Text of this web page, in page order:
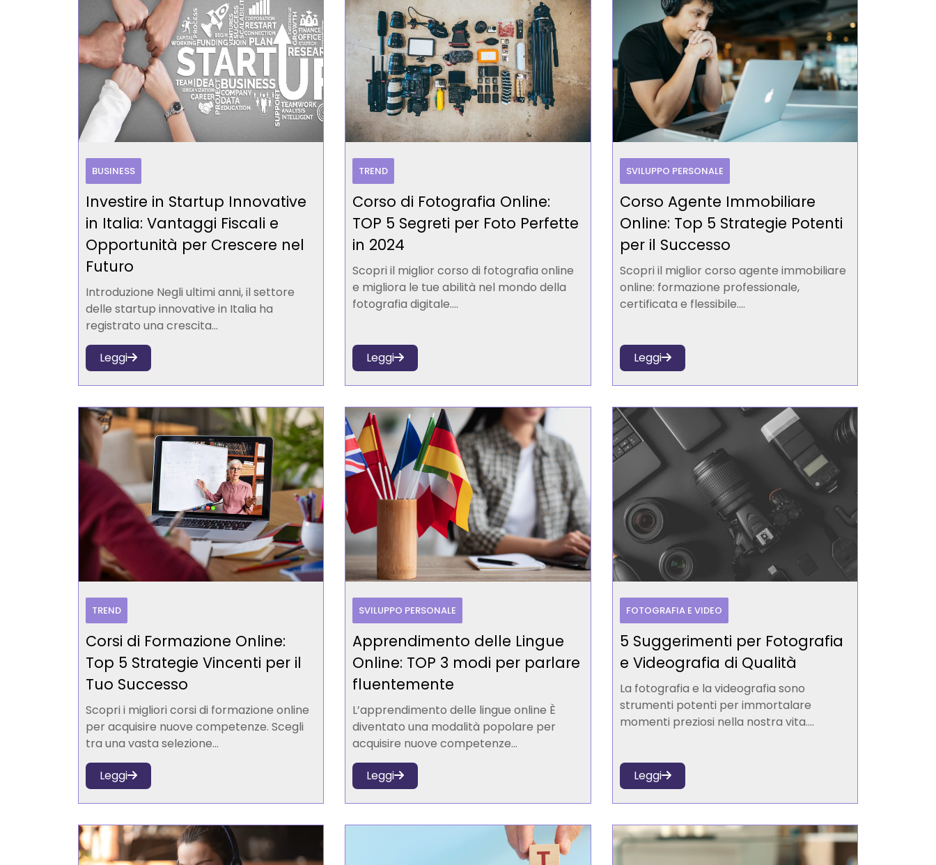
BUSINESS
Investire in Startup Innovative
in Italia: Vantaggi Fiscali e
Opportunità per Crescere nel
Futuro
Introduzione Negli ultimi anni, il settore
delle startup innovative in Italia ha
registrato una crescita...
Leggi
TREND
Corso di Fotografia Online:
TOP 5 Segreti per Foto Perfette
in 2024
Scopri il miglior corso di fotografia online
e migliora le tue abilità nel mondo della
fotografia digitale....
Leggi
SVILUPPO PERSONALE
Corso Agente Immobiliare
Online: Top 5 Strategie Potenti
per il Successo
Scopri il miglior corso agente immobiliare
online: formazione professionale,
certificata e flessibile....
Leggi
TREND
Corsi di Formazione Online:
Top 5 Strategie Vincenti per il
Tuo Successo
Scopri i migliori corsi di formazione online
per acquisire nuove competenze. Scegli
tra una vasta selezione...
Leggi
SVILUPPO PERSONALE
Apprendimento delle Lingue
Online: TOP 3 modi per parlare
fluentemente
L’apprendimento delle lingue online È
diventato una modalità popolare per
acquisire nuove competenze...
Leggi
FOTOGRAFIA E VIDEO
5 Suggerimenti per Fotografia
e Videografia di Qualità
La fotografia e la videografia sono
strumenti potenti per immortalare
momenti preziosi nella nostra vita....
Leggi